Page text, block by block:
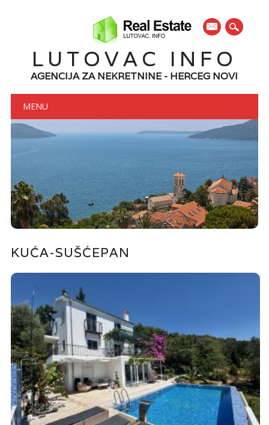
mail
LUTOVAC INFO
AGENCIJA ZA NEKRETNINE - HERCEG NOVI
Main menu
MENU
KUĆA-SUŠĆEPAN